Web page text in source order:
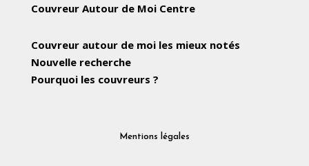
Couvreur Autour de Moi Centre
Couvreur autour de moi les mieux notés
Nouvelle recherche
Pourquoi les couvreurs ?
Mentions légales